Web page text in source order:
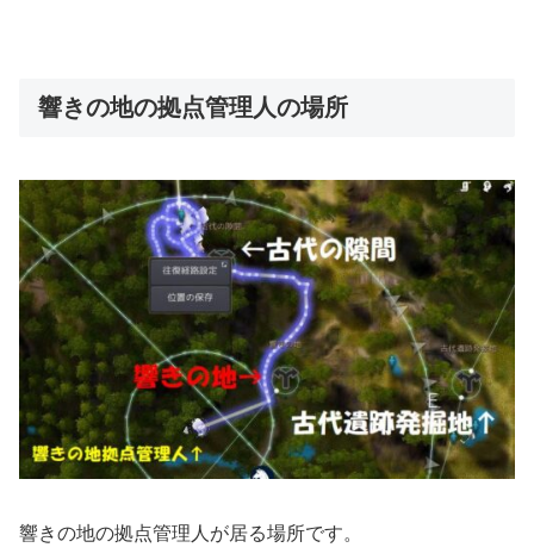
響きの地の拠点管理人の場所
響きの地の拠点管理人が居る場所です。